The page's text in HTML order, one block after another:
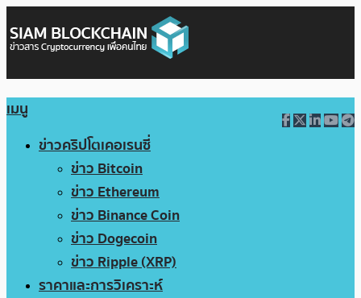
เมนู
ข่าวคริปโตเคอเรนซี่
ข่าว Bitcoin
ข่าว Ethereum
ข่าว Binance Coin
ข่าว Dogecoin
ข่าว Ripple (XRP)
ราคาและการวิเคราะห์